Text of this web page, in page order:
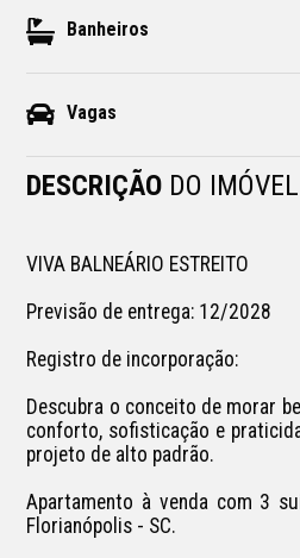
Banheiros
Vagas
DESCRIÇÃO DO IMÓVEL
VIVA BALNEÁRIO ESTREITO
Previsão de entrega: 12/2028
Registro de incorporação:
Descubra o conceito de morar
conforto, sofisticação e
projeto de alto padrão.
Apartamento à venda com 3
Florianópolis - SC.